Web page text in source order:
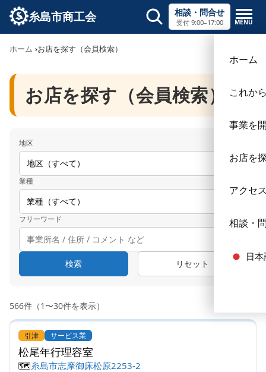
糸島市商工会 相談・問合せ
受付 9:00–17:00 MENU
サイト内検索
ホーム
これか
事業を
お店を
アクセ
相談・
日
ホーム お店を探す（会員検索）
お店を探す（会員検索）
地区
業種
フリーワード
検索 リセット
566件（1〜30件を表示）
引津 サービス業
松尾年行理容室
🗺️糸島市志摩御床松原2253-2